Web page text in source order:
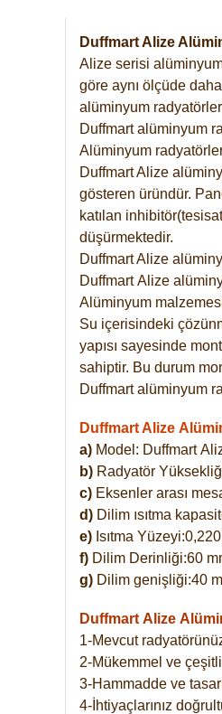
Duffmart Alize
Alize serisi
göre aynı ölçüde
alüminyum
Duffmart alüminyum
Alüminyum
Duffmart Alize
gösteren üründür.
katılan
düşürmektedir.
Duffmart Alize
DuffmartAlize
Alüminyum
Su içerisindeki
yapısı sayesinde
sahiptir. Bu durum
Duffmart alüminyum
Duffmart Alize
a) Model: Duffmart
b) Radyatör
c) Eksenler arası
d) Dilim ısıtma
e) Isıtma
f) Dilim Derinliği:60
g) Dilim genişliği:40
Duffmart Alize
1-Mevcut
2-Mükemmel ve
3-Hammadde ve
4-İhtiyaçlarınız